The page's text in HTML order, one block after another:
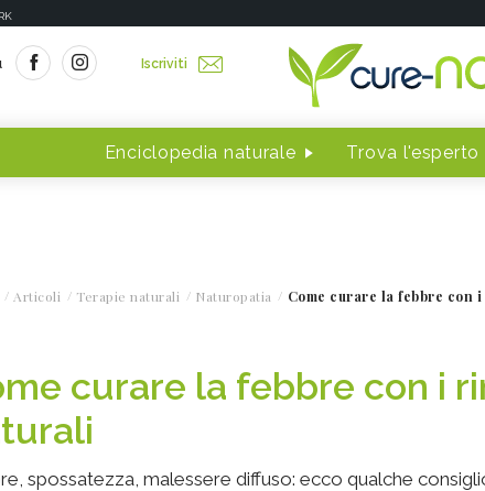
Iscriviti
Enciclopedia naturale Trova l'esperto
Articoli Terapie naturali Naturopatia Come curare la febbre con
curare la febbre con i
spossatezza, malessere diffuso: ecco qualche